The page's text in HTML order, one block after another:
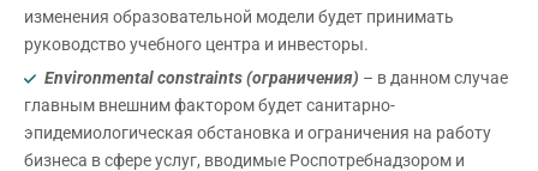
изменения образовательной модели будет принимать
руководство учебного центра и инвесторы.
Environmental constraints (ограничения) – в данном случае
главным внешним фактором будет санитарно-
эпидемиологическая обстановка и ограничения на работу
бизнеса в сфере услуг, вводимые Роспотребнадзором и